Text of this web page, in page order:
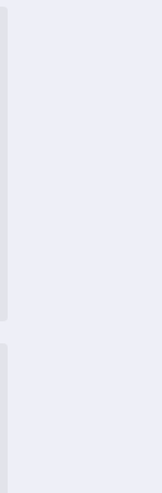
del
de Padres